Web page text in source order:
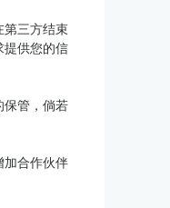
第三方结束
提供您的信
保管，倘若
加合作伙伴